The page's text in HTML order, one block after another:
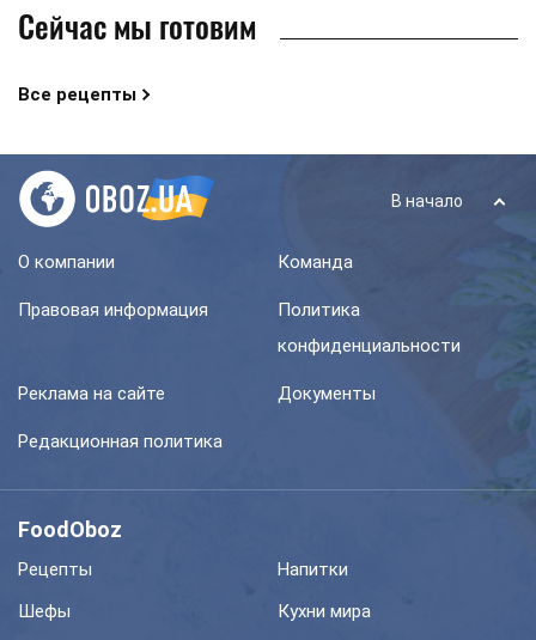
Сейчас мы готовим
Все рецепты
В начало
О компании Команда
Правовая информация
Политика
конфиденциальности
Реклама на сайте Документы
Редакционная политика
FoodOboz
Рецепты
Напитки
Шефы
Кухни мира